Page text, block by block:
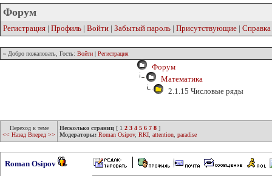
Форум
Регистрация | Профиль | Войти | Забытый пароль | Присутствующие | Справка
» Добро пожаловать, Гость: Войти | Регистрация
Форум
Математика
2.1.15 Числовые ряды
Переход к теме
<< Назад Вперед >>
Несколько страниц [ 1 2 3 4 5 6 7 8 ]
Модераторы: Roman Osipov, RKI attention paradise
Roman Osipov